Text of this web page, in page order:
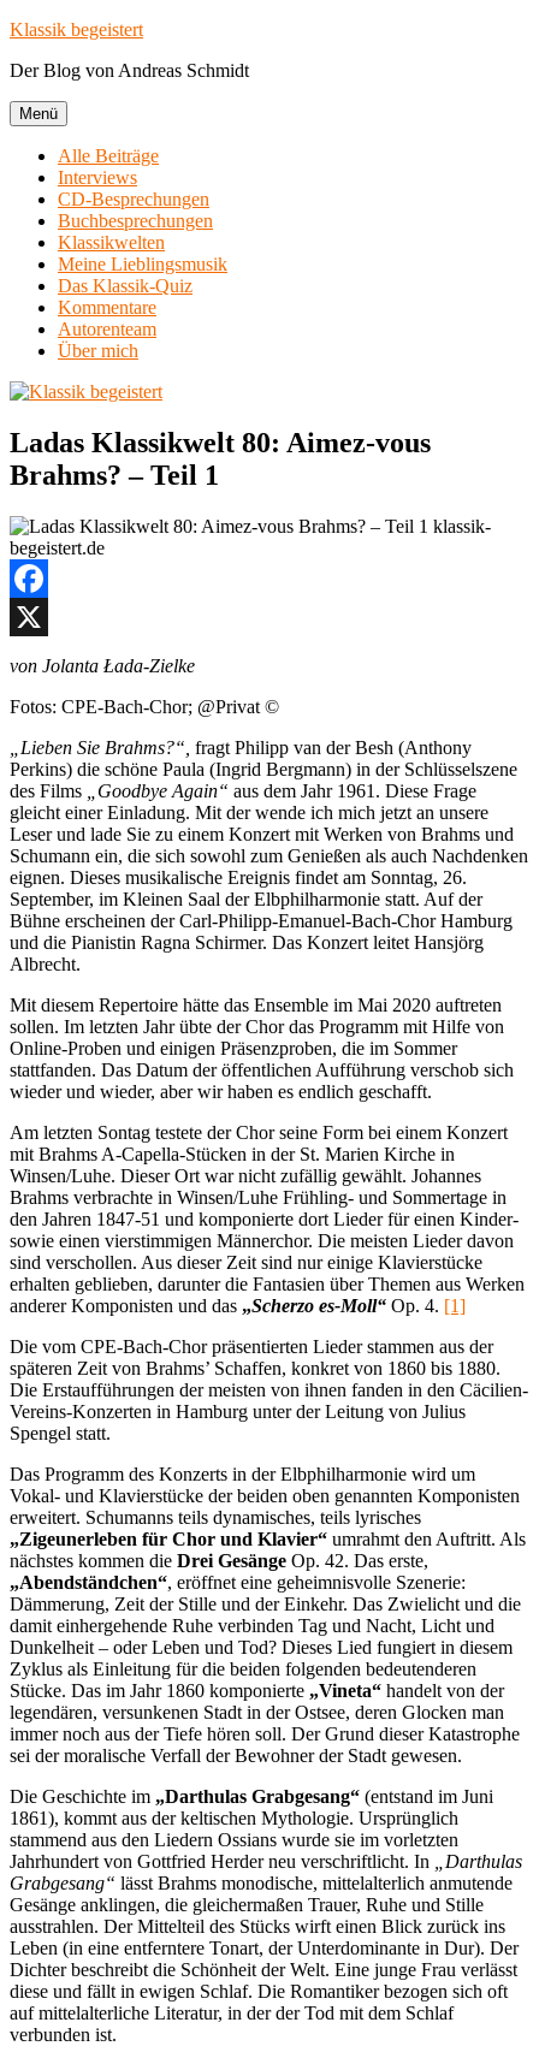
Zum
springen
Klassik begeistert
Der Blog von Andreas Schmidt
Menü
Alle Beiträge
Interviews
CD-Besprechungen
Buchbesprechungen
Klassikwelten
Meine Lieblingsmusik
Das Klassik-Quiz
Kommentare
Autorenteam
Über mich
Ladas Klassikwelt 80: Aimez-vous
Brahms? – Teil 1
Facebook
von Jolanta Łada-Zielke
Fotos: CPE-Bach-Chor; @Privat ©
„Lieben Sie Brahms?“, fragt Philipp van der Besh (Anthony
Perkins) die schöne Paula (Ingrid Bergmann) in der Schlüsselszene
des Films
„Goodbye Again“ aus dem Jahr 1961. Diese Frage
gleicht einer Einladung. Mit der wende ich mich jetzt an unsere
Leser und lade Sie zu einem Konzert mit Werken von Brahms und
Schumann ein, die sich sowohl zum Genießen als auch Nachdenken
eignen. Dieses musikalische Ereignis findet am Sonntag, 26.
September, im Kleinen Saal der Elbphilharmonie statt. Auf der
Bühne erscheinen der Carl-Philipp-Emanuel-Bach-Chor Hamburg
und die Pianistin Ragna Schirmer. Das Konzert leitet Hansjörg
Albrecht.
Mit diesem Repertoire hätte das Ensemble im Mai 2020 auftreten
sollen. Im letzten Jahr übte der Chor das Programm mit Hilfe von
Online-Proben und einigen Präsenzproben, die im Sommer
stattfanden. Das Datum der öffentlichen Aufführung verschob sich
wieder und wieder, aber wir haben es endlich geschafft.
Am letzten Sontag testete der Chor seine Form bei einem Konzert
mit Brahms A-Capella-Stücken in der St. Marien Kirche in
Winsen/Luhe. Dieser Ort war nicht zufällig gewählt. Johannes
Brahms verbrachte in Winsen/Luhe Frühling- und Sommertage in
den Jahren 1847-51 und komponierte dort Lieder für einen Kinder-
sowie einen vierstimmigen Männerchor. Die meisten Lieder davon
sind verschollen. Aus dieser Zeit sind nur einige Klavierstücke
erhalten geblieben, darunter die Fantasien über Themen aus Werken
anderer Komponisten und das „Scherzo es-Moll“ Op. 4. [1]
Die vom CPE-Bach-Chor präsentierten Lieder stammen aus der
späteren Zeit von Brahms’ Schaffen, konkret von 1860 bis 1880.
Die Erstaufführungen der meisten von ihnen fanden in den Cäcilien-
Vereins-Konzerten in Hamburg unter der Leitung von Julius
Spengel statt.
Das Programm des Konzerts in der Elbphilharmonie wird um
Vokal- und Klavierstücke der beiden oben genannten Komponisten
erweitert. Schumanns teils dynamisches, teils lyrisches
„Zigeunerleben für Chor und Klavier“ umrahmt den Auftritt. Als
nächstes kommen die Drei Gesänge Op. 42. Das erste,
„Abendständchen“, eröffnet eine geheimnisvolle Szenerie:
Dämmerung, Zeit der Stille und der Einkehr. Das Zwielicht und die
damit einhergehende Ruhe verbinden Tag und Nacht, Licht und
Dunkelheit – oder Leben und Tod? Dieses Lied fungiert in diesem
Zyklus als Einleitung für die beiden folgenden bedeutenderen
Stücke. Das im Jahr 1860 komponierte „Vineta“ handelt von der
legendären, versunkenen Stadt in der Ostsee, deren Glocken man
immer noch aus der Tiefe hören soll. Der Grund dieser Katastrophe
sei der moralische Verfall der Bewohner der Stadt gewesen.
Die Geschichte im „Darthulas Grabgesang“ (entstand im Juni
1861), kommt aus der keltischen Mythologie. Ursprünglich
stammend aus den Liedern Ossians wurde sie im vorletzten
Jahrhundert von Gottfried Herder neu verschriftlicht. In
„Darthulas
Grabgesang“ lässt Brahms monodische, mittelalterlich anmutende
Gesänge anklingen, die gleichermaßen Trauer, Ruhe und Stille
ausstrahlen. Der Mittelteil des Stücks wirft einen Blick zurück ins
Leben (in eine entferntere Tonart, der Unterdominante in Dur). Der
Dichter beschreibt die Schönheit der Welt. Eine junge Frau verlässt
diese und fällt in ewigen Schlaf. Die Romantiker bezogen sich oft
auf mittelalterliche Literatur, in der der Tod mit dem Schlaf
verbunden ist.